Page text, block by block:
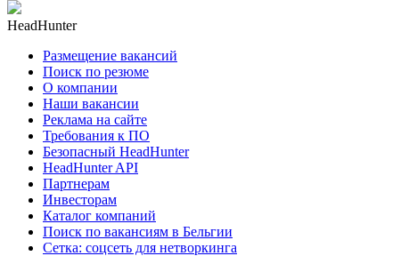
HeadHunter
Размещение вакансий
Поиск по резюме
О компании
Наши вакансии
Реклама на сайте
Требования к ПО
Безопасный HeadHunter
HeadHunter API
Партнерам
Инвесторам
Каталог компаний
Поиск по вакансиям в Бельгии
Сетка: соцсеть для нетворкинга